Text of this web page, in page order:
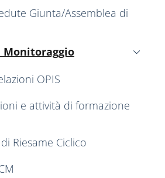
Giunta/Assemblea di
Monitoraggio
OPIS
e attività di formazione
Riesame Ciclico